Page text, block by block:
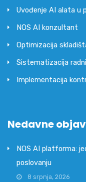
Uvođenje AI alata u
NOS AI konzultant
Optimizacija
Sistematizacija
Implementacija
Nedavne
NOS AI platforma:
poslovanju
8 srpnja, 2026